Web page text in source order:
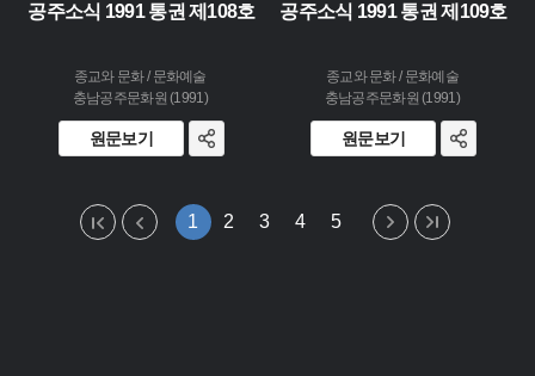
공주소식 1991 통권 제108호
종교와 문화 / 문화예술
충남공주문화원 (1991)
원문보기
공주소식 1991 통권 제109호
종교와 문화 / 문화예술
충남공주문화원 (1991)
원문보기
1 2 3 4 5